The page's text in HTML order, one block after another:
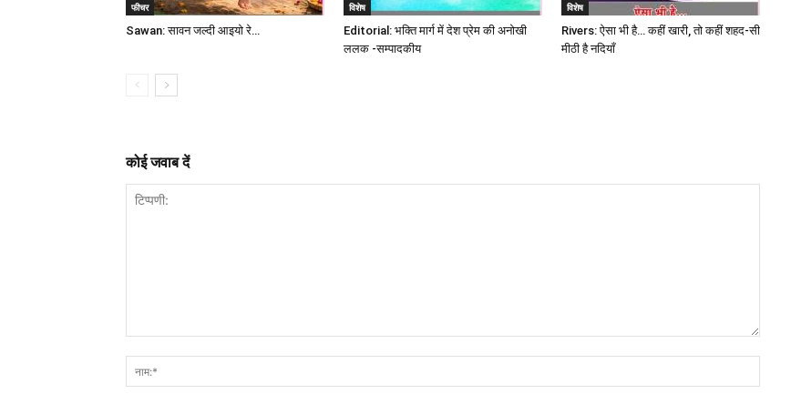
फीचर
Sawan: सावन जल्दी आइयो रे…
विशेष
Editorial: भक्ति मार्ग में देश प्रेम की अनोखी
ललक -सम्पादकीय
विशेष
Rivers: ऐसा भी है… कहीं खारी, तो कहीं शहद-सी
मीठी है नदियाँ
कोई जवाब दें